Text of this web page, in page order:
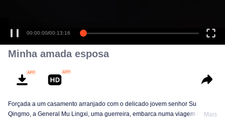
00:00:00/00:13:16
Minha amada esposa
Forçada a um casamento arranjado com o delicado jovem senhor Su
Qingmo, a General Mu Lingxi, uma guerreira, embarca numa viagem da
Mais